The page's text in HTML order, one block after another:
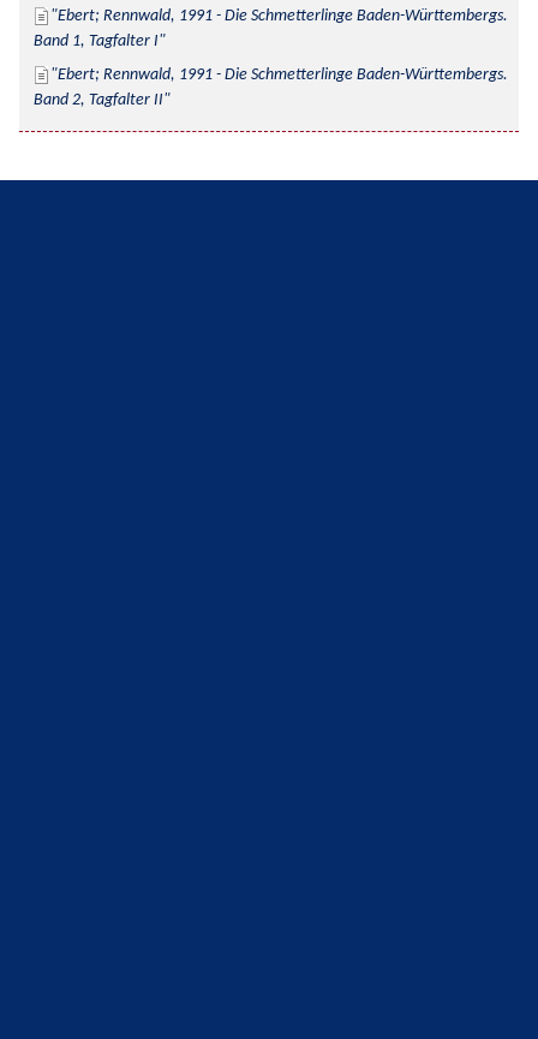
Ebert; Rennwald, 1991 - Die Schmetterlinge Baden-Württembergs.
Band 1, Tagfalter I
Ebert; Rennwald, 1991 - Die Schmetterlinge Baden-Württembergs.
Band 2, Tagfalter II